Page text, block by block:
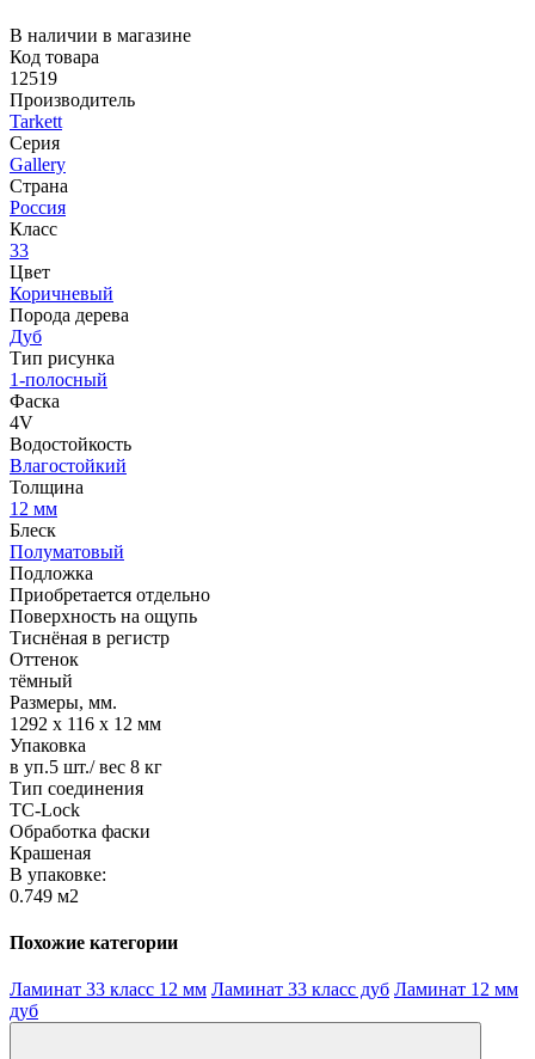
В наличии в магазине
Код товара
12519
Производитель
Tarkett
Серия
Gallery
Страна
Россия
Класс
33
Цвет
Коричневый
Порода дерева
Дуб
Тип рисунка
1-полосный
Фаска
4V
Водостойкость
Влагостойкий
Толщина
12 мм
Блеск
Полуматовый
Подложка
Приобретается отдельно
Поверхность на ощупь
Тиснёная в регистр
Оттенок
тёмный
Размеры, мм.
1292 х 116 х 12 мм
Упаковка
в уп.5 шт./ вес 8 кг
Тип соединения
TС-Lock
Обработка фаски
Крашеная
В упаковке:
0.749 м2
Похожие категории
Ламинат 33 класс 12 мм Ламинат 33 класс дуб Ламинат 12 мм
дуб